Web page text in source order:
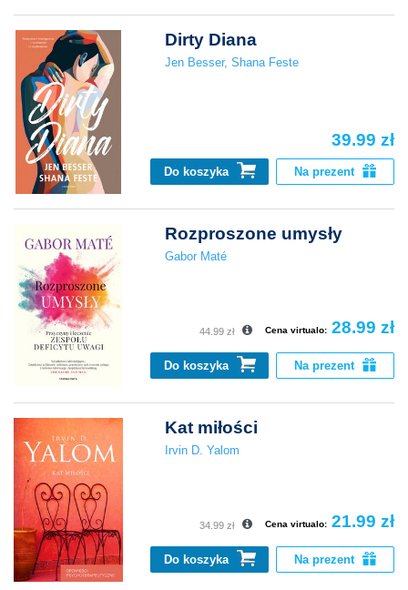
Dirty Diana
Jen Besser,Shana Feste
39.99 zł
Do koszyka Na prezent
Rozproszone umysły
Gabor Maté
Cena virtualo: 28.99 zł
44.99 zł
Do koszyka Na prezent
Kat miłości
Irvin D. Yalom
Cena virtualo: 21.99 zł
34.99 zł
Do koszyka Na prezent